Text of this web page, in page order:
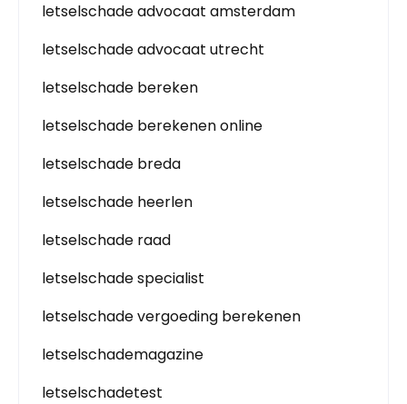
letselschade advocaat amsterdam
letselschade advocaat utrecht
letselschade bereken
letselschade berekenen online
letselschade breda
letselschade heerlen
letselschade raad
letselschade specialist
letselschade vergoeding berekenen
letselschademagazine
letselschadetest